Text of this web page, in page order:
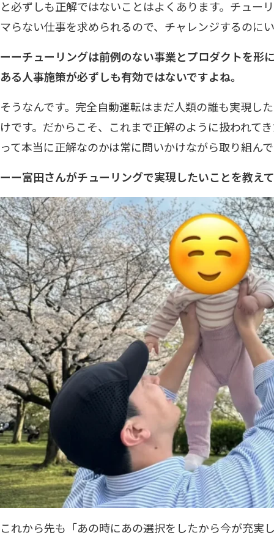
と必ずしも正解ではないことはよくあります。チュー
マらない仕事を求められるので、チャレンジするのに
ーーチューリングは前例のない事業とプロダクトを形
ある人事施策が必ずしも有効ではないですよね。
そうなんです。完全自動運転はまだ人類の誰も実現し
けです。だからこそ、これまで正解のように扱われて
って本当に正解なのかは常に問いかけながら取り組ん
ーー富田さんがチューリングで実現したいことを教え
これから先も「あの時にあの選択をしたから今が充実